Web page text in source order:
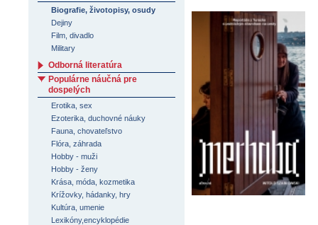
Biografie, životopisy, osudy
Dejiny
Film, divadlo
Military
Odborná literatúra
Populárne náučná pre
dospelých
Erotika, sex
Ezoterika, duchovné náuky
Fauna, chovateľstvo
Flóra, záhrada
Hobby - muži
Hobby - ženy
Krása, móda, kozmetika
Krížovky, hádanky, hry
Kultúra, umenie
Lexikóny,encyklopédie